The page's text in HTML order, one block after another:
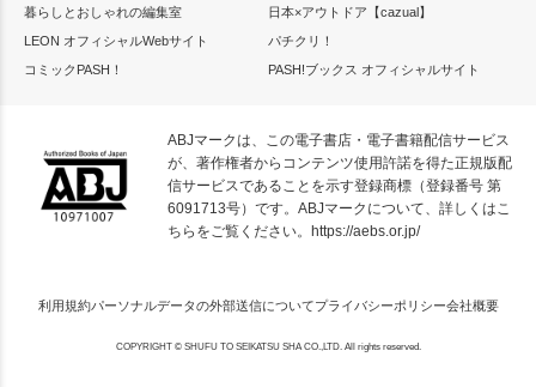
暮らしとおしゃれの編集室
日本×アウトドア【cazual】
LEON オフィシャルWebサイト
パチクリ！
コミックPASH！
PASH!ブックス オフィシャルサイト
ABJマークは、この電子書店・電子書籍配信サービス
が、著作権者からコンテンツ使用許諾を得た正規版配
信サービスであることを示す登録商標（登録番号 第
6091713号）です。ABJマークについて、詳しくはこ
ちらをご覧ください。 https://aebs.or.jp/
利用規約パーソナルデータの外部送信についてプライバシーポリシー会社概要
COPYRIGHT © SHUFU TO SEIKATSU SHA CO.,LTD. All rights reserved.